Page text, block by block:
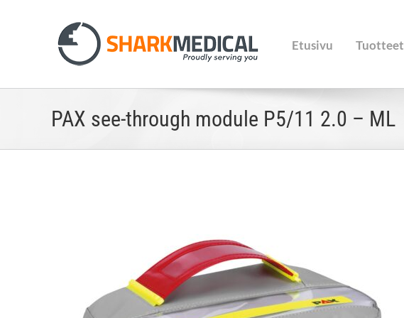
Etusivu Tuotteet
PAX see-through module P5/11 2.0 – ML